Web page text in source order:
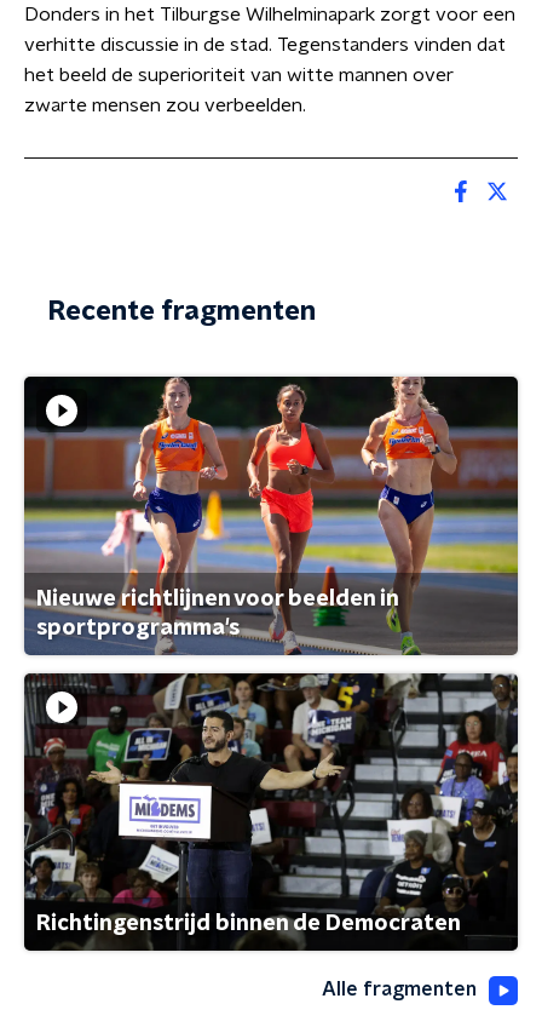
Donders in het Tilburgse Wilhelminapark zorgt voor een
verhitte discussie in de stad. Tegenstanders vinden dat
het beeld de superioriteit van witte mannen over
zwarte mensen zou verbeelden.
Recente fragmenten
Nieuwe richtlijnen voor beelden in
sportprogramma's
Richtingenstrijd binnen de Democraten
Alle fragmenten